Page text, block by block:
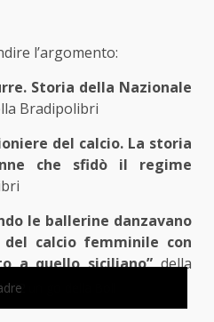
un go della Boll
l’argomento:
Storia della Nazionale
Bradipolibri
del calcio. La storia
che sfidò il regime
le ballerine danzavano
calcio femminile con
a quello siciliano”della